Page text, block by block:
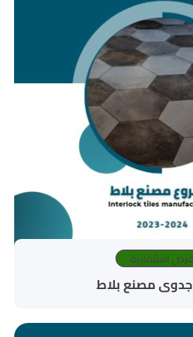
فرص استثمارية
مصنع بلاط